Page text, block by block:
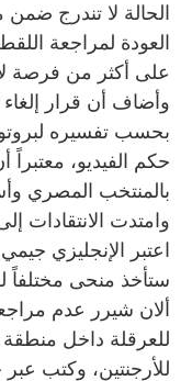
الحالة لا تندرج ضمن
العودة لمراجعة
على أكثر من فرصة
وأضاف أن قرار
بحسب تفسيره
حكم الفيديو،
بالمنتخب المصري
وامتدت الانتقادات
اعتبر الإنجليزي
ستأخذ منحى مختلفاً
ألان شيرر عدم
للعرقلة داخل منطقة
للأرجنتين، وكتب